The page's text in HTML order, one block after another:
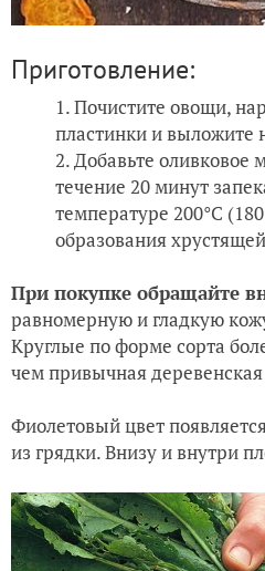
Приготовление:
Почистите овощи,
пластинки и выложите
Добавьте оливковое
течение 20 минут
температуре 200°С
образования
При покупке обращайте
равномерную и гладкую
Круглые по форме сорта
чем привычная
Фиолетовый цвет
из грядки. Внизу и внутри